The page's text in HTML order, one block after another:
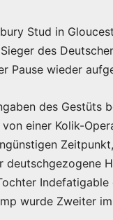
Stud in
des
Pause wieder
des Gestüts
einer Kolik-
deutschgezogene
wurde Zweiter